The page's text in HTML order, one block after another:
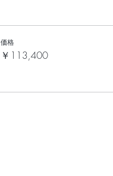
価格
￥113,400